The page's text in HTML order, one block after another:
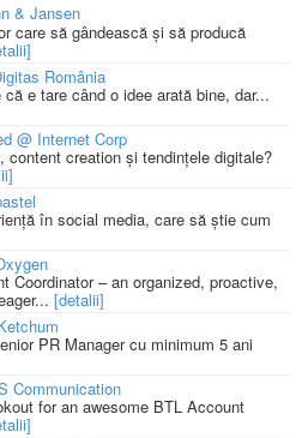
& Jansen
care să gândească și să producă
România
e tare când o idee arată bine, dar...
@ Internet Corp
content creation și tendințele digitale?
în social media, care să știe cum
Coordinator – an organized, proactive,
[detalii]
PR Manager cu minimum 5 ani
Communication
for an awesome BTL Account